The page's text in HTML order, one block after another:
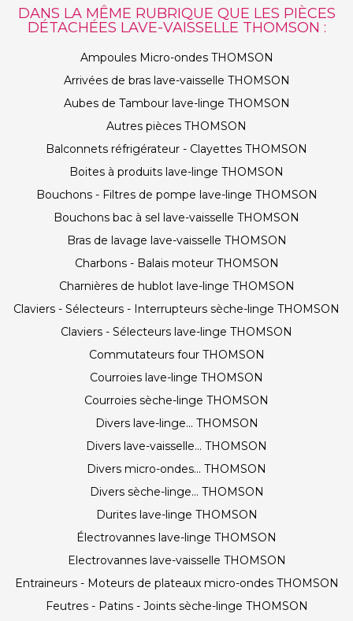
DANS LA MÊME RUBRIQUE QUE LES PIÈCES
DÉTACHÉES LAVE-VAISSELLE THOMSON :
Ampoules Micro-ondes THOMSON
Arrivées de bras lave-vaisselle THOMSON
Aubes de Tambour lave-linge THOMSON
Autres pièces THOMSON
Balconnets réfrigérateur - Clayettes THOMSON
Boites à produits lave-linge THOMSON
Bouchons - Filtres de pompe lave-linge THOMSON
Bouchons bac à sel lave-vaisselle THOMSON
Bras de lavage lave-vaisselle THOMSON
Charbons - Balais moteur THOMSON
Charnières de hublot lave-linge THOMSON
Claviers - Sélecteurs - Interrupteurs sèche-linge THOMSON
Claviers - Sélecteurs lave-linge THOMSON
Commutateurs four THOMSON
Courroies lave-linge THOMSON
Courroies sèche-linge THOMSON
Divers lave-linge... THOMSON
Divers lave-vaisselle... THOMSON
Divers micro-ondes... THOMSON
Divers sèche-linge... THOMSON
Durites lave-linge THOMSON
Électrovannes lave-linge THOMSON
Electrovannes lave-vaisselle THOMSON
Entraineurs - Moteurs de plateaux micro-ondes THOMSON
Feutres - Patins - Joints sèche-linge THOMSON